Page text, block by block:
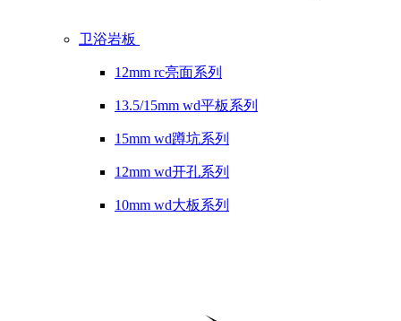
卫浴岩板
12mm rc亮面系列
13.5/15mm wd平板系列
15mm wd蹲坑系列
12mm wd开孔系列
10mm wd大板系列